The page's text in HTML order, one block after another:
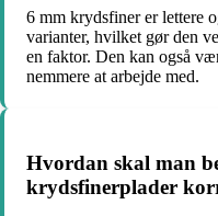
6 mm krydsfiner er lettere
varianter, hvilket gør den
en faktor. Den kan også
nemmere at arbejde med.
Hvordan skal man
krydsfinerplader